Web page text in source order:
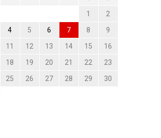
1 2
4 5 6 7 8 9
11 12 13 14 15 16
18 19 20 21 22 23
25 26 27 28 29 30